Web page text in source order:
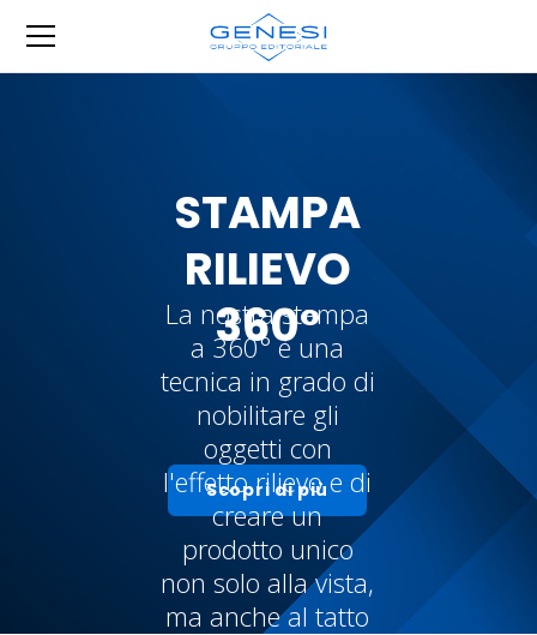
STAMPA
RILIEVO
360°
Scopri di più
La nostra stampa
a 360° è una
tecnica in grado di
nobilitare gli
oggetti con
l'effetto rilievo e di
creare un
prodotto unico
non solo alla vista,
ma anche al tatto